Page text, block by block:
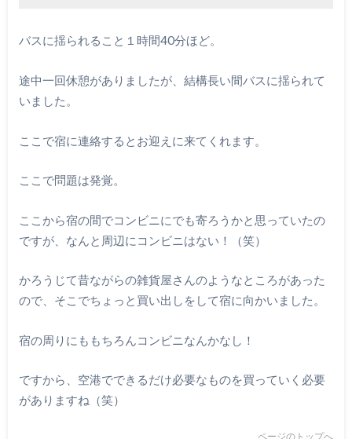
バスに揺られること１時間40分ほど。
途中一回休憩がありましたが、結構長い間バスに揺られて
いました。
ここで宿に連絡するとお迎えに来てくれます。
ここで問題は発覚。
ここから宿の間でコンビニにでも寄ろうかと思っていたの
ですが、なんと周辺にコンビニはない！（笑）
かろうじて昔ながらの雑貨屋さんのようなところがあった
ので、そこでちょっと買い出しをして宿に向かいました。
宿の周りにももちろんコンビニなんかなし！
ですから、空港でできるだけ必要なものを買っていく必要
がありますね（笑）
ページのトップへ